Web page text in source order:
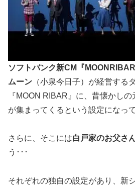
ソフトバンク新CM『MOONRIBAR
ムーン （小泉今日子）が経営する
『MOON RIBAR』に、昔懐かし
が集まってくるという設定になっ
さらに、そこには白戸家のお父さ
う･･･
それぞれの独自の設定があり、新